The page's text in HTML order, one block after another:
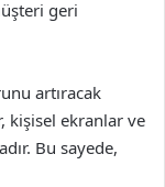
geri
artıracak
kişisel ekranlar ve
Bu sayede,